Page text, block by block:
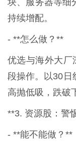
持续增配。
- **怎么做？**
优选与海外大厂
段操作。以30日
高抛低吸，跌破
**3. 资源股：警
- **能不能做？**